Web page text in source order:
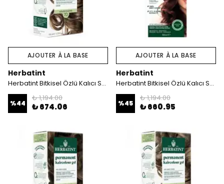
AJOUTER À LA BASE
Herbatint
Herbatint Bitkisel Özlü Kalıcı Saç Boyası | Altın Kumral (Blond Dore 7D) 170 ml
%44
₺ 1,194.00
₺ 674.06
AJOUTER À LA BASE
Herbatint
Herbatint Bitkisel Özlü Kalıcı Saç Boyası | Bakır Kestane (Copper Chestnut 4R) 170 ml
%45
₺ 1,194.00
₺ 660.95